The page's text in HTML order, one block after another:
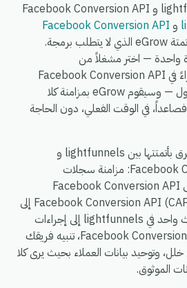
يربط التكامل بين lightfunnels و Facebook Conversion API
و Facebook Conversion API
من خلال محرك أتمتة eGrow الذي لا يتطلب برمجة.
واحدة — اختر مشغلاً من
lightfunnels، وحدد إجراءً في Facebook Conversion API
(CAPI)، وقم بتعيين الحقول — وسيقوم eGrow بمزامنة كلا
في الوقت الفعلي، دون الحاجة
الأمور الشائعة التي تقوم الفرق بأتمتتها بين lightfunnels و
Facebook Conversion API (CAPI): مزامنة سجلات
lightfunnels الجديدة إلى Facebook Conversion API
(CAPI)، دفع تحديثات Facebook Conversion API (CAPI) إلى
lightfunnels، توزيع حدث واحد في lightfunnels إلى إجراءات
متعددة عبر Facebook Conversion API (CAPI)، تنبيه فريقك
وتوحيد بيانات العملاء بحيث يرى كلا
الموثوق.